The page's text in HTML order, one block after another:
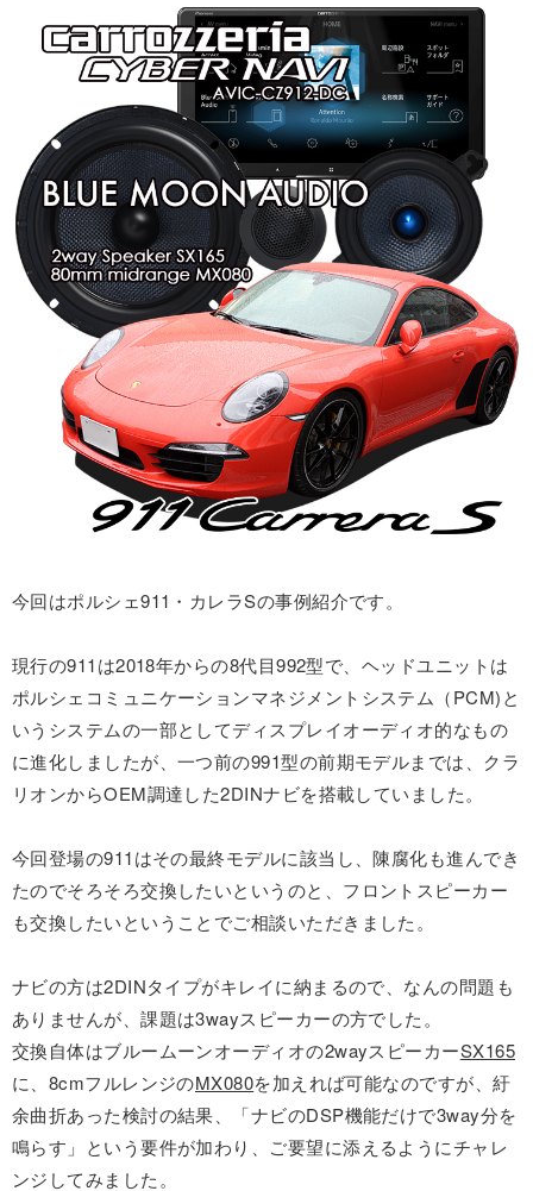
今回はポルシェ911・カレラSの事例紹介です。
現行の911は2018年からの8代目992型で、ヘッドユニットは
ポルシェコミュニケーションマネジメントシステム（PCM)と
いうシステムの一部としてディスプレイオーディオ的なもの
に進化しましたが、一つ前の991型の前期モデルまでは、クラ
リオンからOEM調達した2DINナビを搭載していました。
今回登場の911はその最終モデルに該当し、陳腐化も進んでき
たのでそろそろ交換したいというのと、フロントスピーカー
も交換したいということでご相談いただきました。
ナビの方は2DINタイプがキレイに納まるので、なんの問題も
ありませんが、課題は3wayスピーカーの方でした。
交換自体はブルームーンオーディオの2wayスピーカーSX165
に、8cmフルレンジのMX080を加えれば可能なのですが、紆
余曲折あった検討の結果、「ナビのDSP機能だけで3way分を
鳴らす」という要件が加わり、ご要望に添えるようにチャレ
ンジしてみました。